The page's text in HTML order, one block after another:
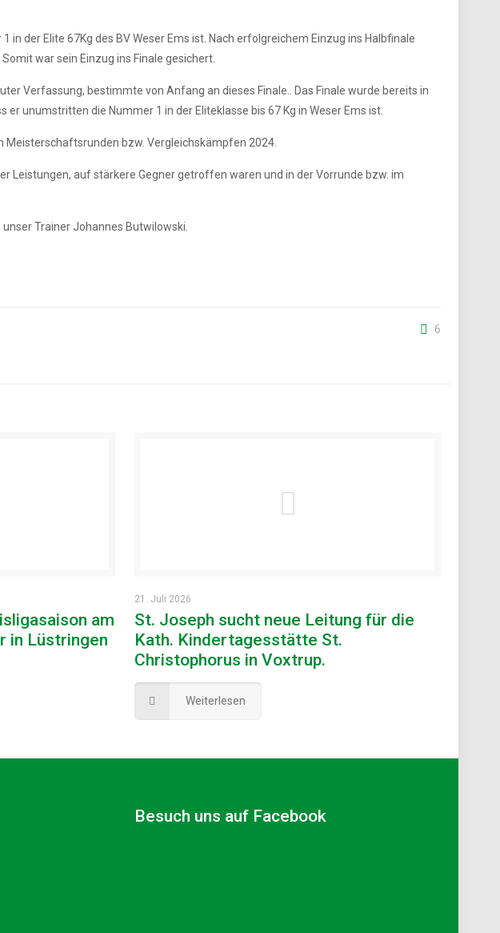
der Elite 67Kg des BV Weser Ems ist. Nach erfolgreichem Einzug ins Halbfinale
war sein Einzug ins Finale gesichert.
Verfassung, bestimmte von Anfang an dieses Finale.. Das Finale wurde bereits in
unumstritten die Nummer 1 in der Eliteklasse bis 67 Kg in Weser Ems ist.
bzw. Vergleichskämpfen 2024.
Leistungen, auf stärkere Gegner getroffen waren und in der Vorrunde bzw. im
Trainer Johannes Butwilowski.
6
am
in Lüstringen
21. Juli 2026
St. Joseph sucht neue Leitung für die
Kath. Kindertagesstätte St.
Christophorus in Voxtrup.
Weiterlesen
Besuch uns auf Facebook